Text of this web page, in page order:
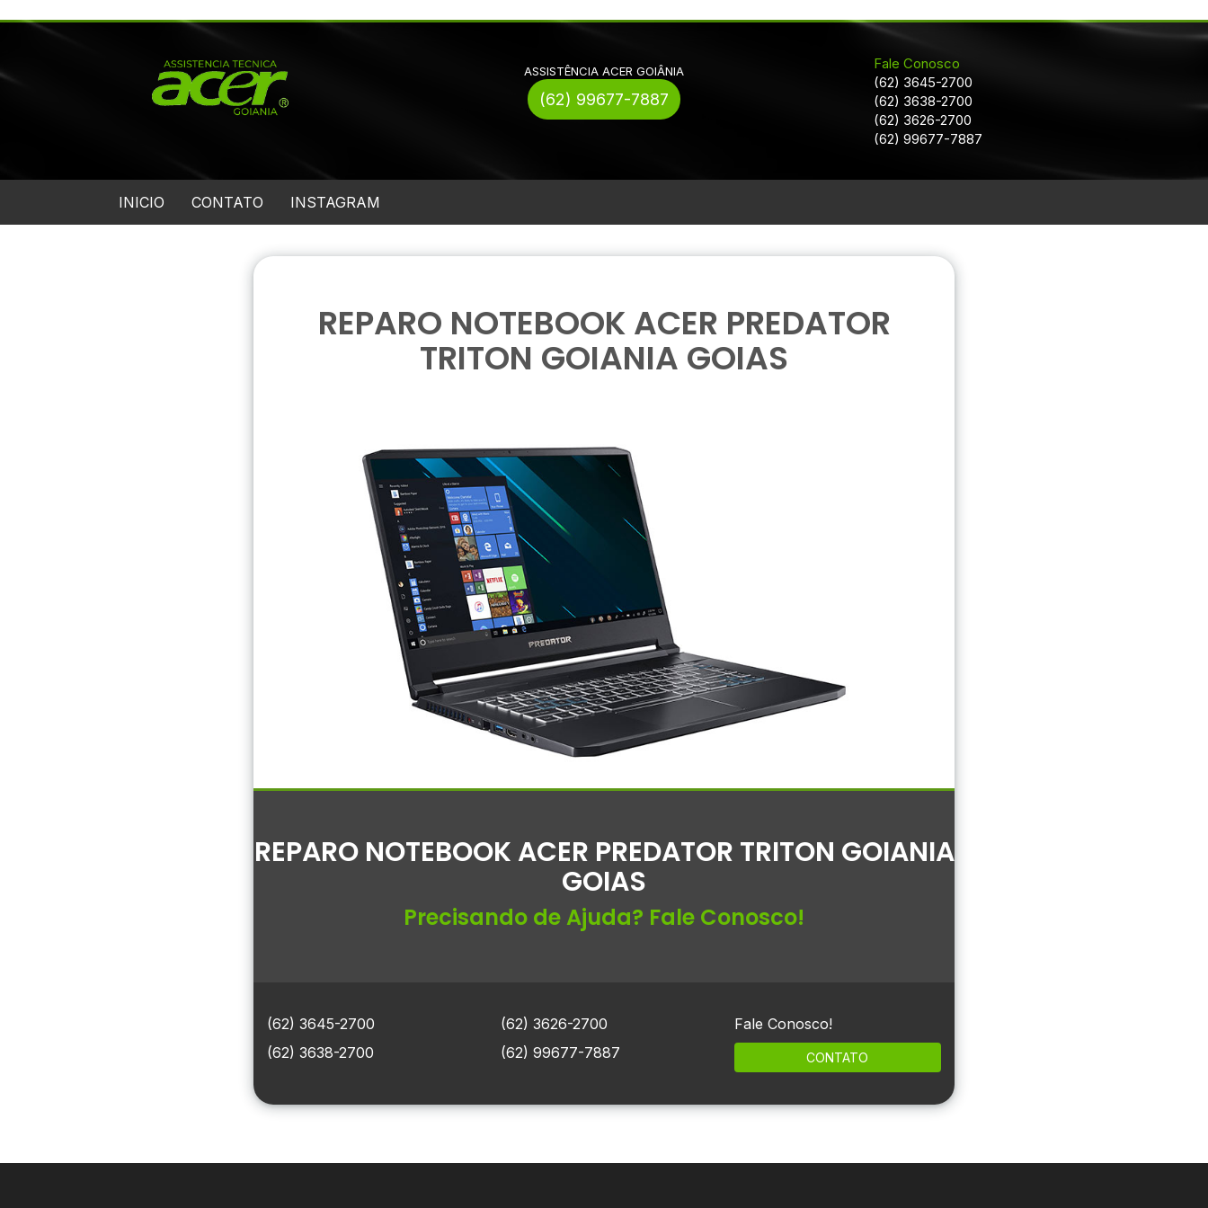
ASSISTÊNCIA ACER GOIÂNIA
(62) 99677-7887
Fale Conosco
(62) 3645-2700
(62) 3638-2700
(62) 3626-2700
(62) 99677-7887
INICIO CONTATO INSTAGRAM
REPARO NOTEBOOK ACER PREDATOR
TRITON GOIANIA GOIAS
REPARO NOTEBOOK ACER PREDATOR TRITON GOIANIA
GOIAS
Precisando de Ajuda? Fale Conosco!
(62) 3645-2700
(62) 3638-2700
(62) 3626-2700
(62) 99677-7887
Fale Conosco!
CONTATO